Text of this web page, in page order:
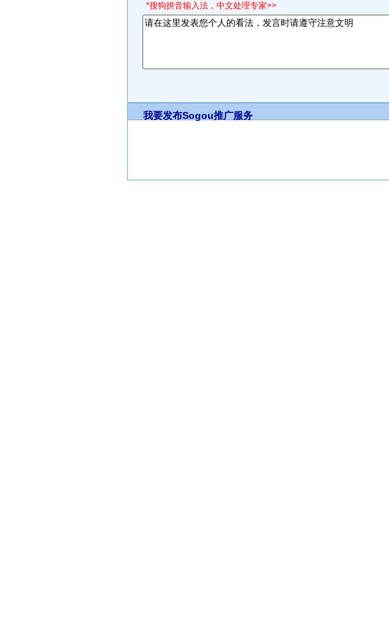
*搜狗拼音输入法，中文处理专家>>
我要发布Sogou推广服务